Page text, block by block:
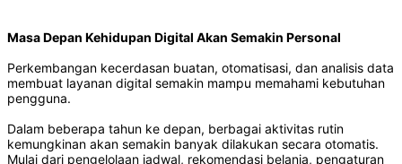
Masa Depan Kehidupan Digital Akan Semakin Personal
Perkembangan kecerdasan buatan, otomatisasi, dan analisis data
membuat layanan digital semakin mampu memahami kebutuhan
pengguna.
Dalam beberapa tahun ke depan, berbagai aktivitas rutin
kemungkinan akan semakin banyak dilakukan secara otomatis.
Mulai dari pengelolaan jadwal, rekomendasi belanja, pengaturan